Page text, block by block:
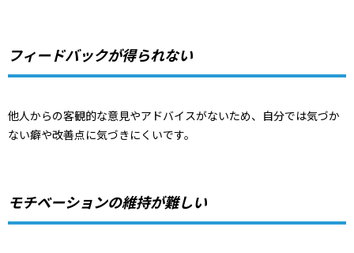
フィードバックが得られない
他人からの客観的な意見やアドバイスがないため、自分では気づか
ない癖や改善点に気づきにくいです。
モチベーションの維持が難しい